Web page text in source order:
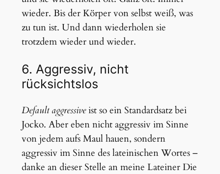
wieder. Bis der Körper von selbst weiß, was
zu tun ist. Und dann wiederholen sie
trotzdem wieder und wieder.
6. Aggressiv, nicht
rücksichtslos
Default aggressiveist so ein Standardsatz bei
Jocko. Aber eben nicht aggressiv im Sinne
von jedem aufs Maul hauen, sondern
aggressiv im Sinne des lateinischen Wortes –
danke an dieser Stelle an meine Lateiner Die